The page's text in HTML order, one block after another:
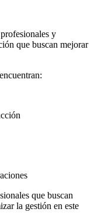
y
que buscan mejorar
que buscan
la gestión en este